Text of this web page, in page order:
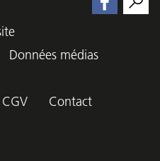
Données médias
CGV
Contact